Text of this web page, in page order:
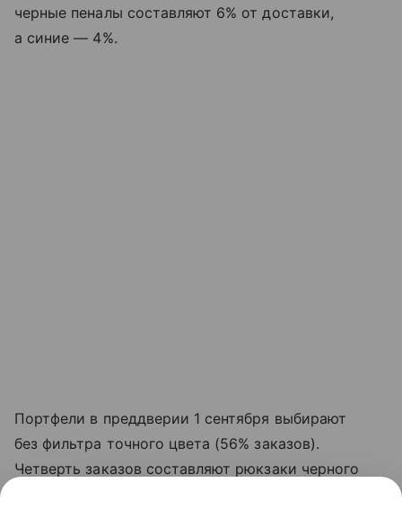
черные пеналы составляют 6% от доставки,
а синие — 4%.
Портфели в преддверии 1 сентября выбирают
без фильтра точного цвета (56% заказов).
Четверть заказов составляют рюкзаки черного